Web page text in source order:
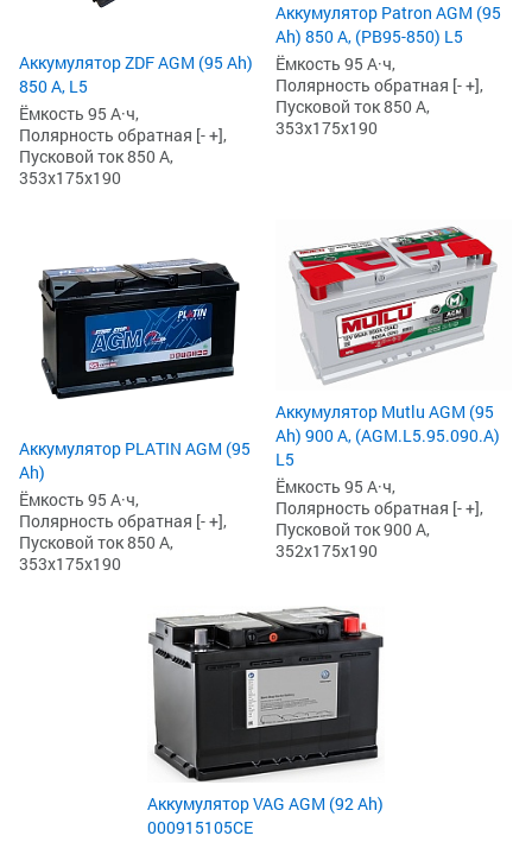
Аккумулятор ZDF AGM (95 Ah)
850 А, L5
Ёмкость 95 А·ч,
Полярность обратная [- +],
Пусковой ток 850 А,
353x175x190
Аккумулятор Patron AGM (95
Ah) 850 А, (PB95-850) L5
Ёмкость 95 А·ч,
Полярность обратная [- +],
Пусковой ток 850 А,
353x175x190
Аккумулятор PLATIN AGM (95
Ah)
Ёмкость 95 А·ч,
Полярность обратная [- +],
Пусковой ток 850 А,
353x175x190
Аккумулятор Mutlu AGM (95
Ah) 900 А, (AGM.L5.95.090.A)
L5
Ёмкость 95 А·ч,
Полярность обратная [- +],
Пусковой ток 900 А,
352x175x190
Аккумулятор VAG AGM (92 Ah)
000915105CE